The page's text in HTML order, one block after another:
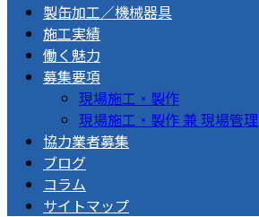
製缶加工／機械器具
施工実績
働く魅力
募集要項
現場施工・製作
現場施工・製作 兼 現場管理
協力業者募集
ブログ
コラム
サイトマップ